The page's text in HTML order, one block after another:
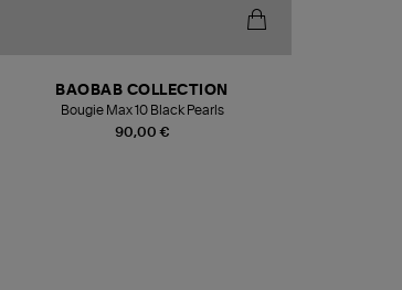
90,00 €
BAOBAB COLLECTION
Bougie Max 10 Black Pearls